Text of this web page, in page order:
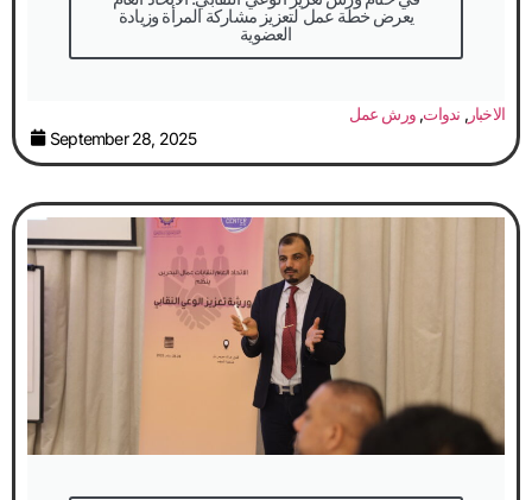
يعرض خطة عمل لتعزيز مشاركة المرأة وزيادة
العضوية
الاخبار, ندوات,ورش عمل
September 28, 2025